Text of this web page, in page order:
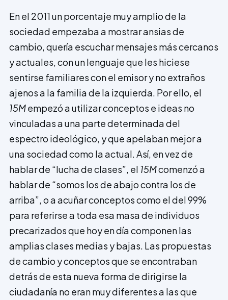
En el 2011 un porcentaje muy amplio de la
sociedad empezaba a mostrar ansias de
cambio, quería escuchar mensajes más cercanos
y actuales, con un lenguaje que les hiciese
sentirse familiares con el emisor y no extraños
ajenos a la familia de la izquierda. Por ello, el
15Mempezó a utilizar conceptos e ideas no
vinculadas a una parte determinada del
espectro ideológico, y que apelaban mejor a
una sociedad como la actual. Así, en vez de
hablar de “lucha de clases”, el 15Mcomenzó a
hablar de “somos los de abajo contra los de
arriba”, o a acuñar conceptos como el del 99%
para referirse a toda esa masa de individuos
precarizados que hoy en día componen las
amplias clases medias y bajas. Las propuestas
de cambio y conceptos que se encontraban
detrás de esta nueva forma de dirigirse la
ciudadanía no eran muy diferentes a las que